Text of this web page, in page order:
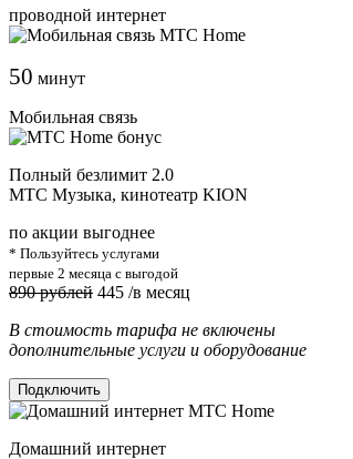
проводной интернет
50 минут
Мобильная связь
Полный безлимит 2.0
МТС Музыка, кинотеатр KION
по акции выгоднее
* Пользуйтесь услугами
первые 2 месяца с выгодой
890 рублей 445 /в месяц
В стоимость тарифа не включены
дополнительные услуги и оборудование
Подключить
Домашний интернет